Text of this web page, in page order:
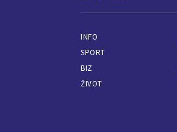
INFO
SPORT
BIZ
ŽIVOT